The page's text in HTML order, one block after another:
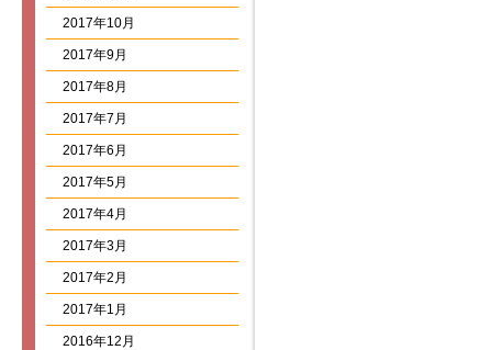
2017年10月
2017年9月
2017年8月
2017年7月
2017年6月
2017年5月
2017年4月
2017年3月
2017年2月
2017年1月
2016年12月